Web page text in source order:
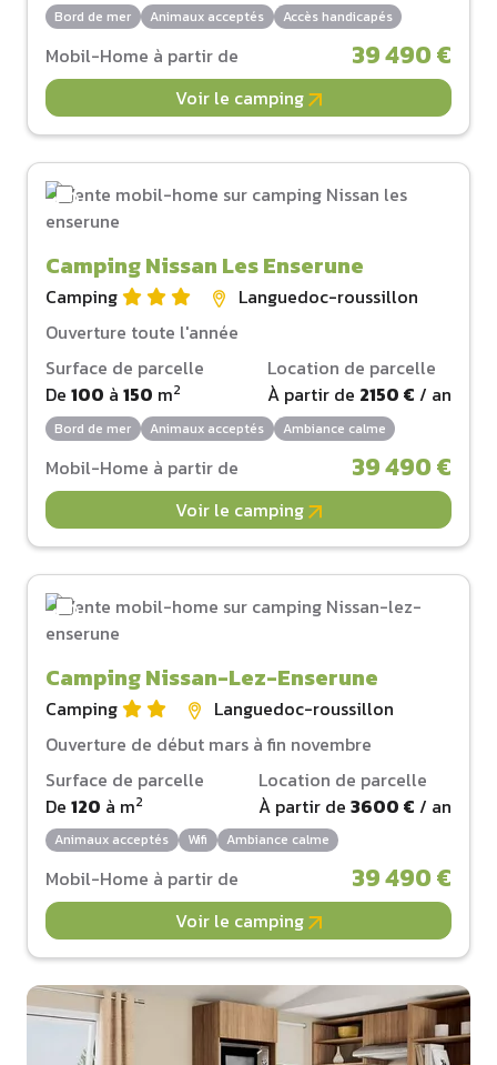
Bord de mer Animaux acceptés Accès handicapés
Mobil-Home à partir de 39 490 €
Voir le camping
Camping Nissan Les Enserune
Camping
Languedoc-roussillon
Ouverture toute l'année
Surface de parcelle
De 100 à 150 m2
Location de parcelle
À partir de 2150 € / an
Bord de mer Animaux acceptés Ambiance calme
Mobil-Home à partir de 39 490 €
Voir le camping
Camping Nissan-Lez-Enserune
Camping
Languedoc-roussillon
Ouverture de début mars à fin novembre
Surface de parcelle
De 120 à m2
Location de parcelle
À partir de 3600 € / an
Animaux acceptés Wifi Ambiance calme
Mobil-Home à partir de 39 490 €
Voir le camping